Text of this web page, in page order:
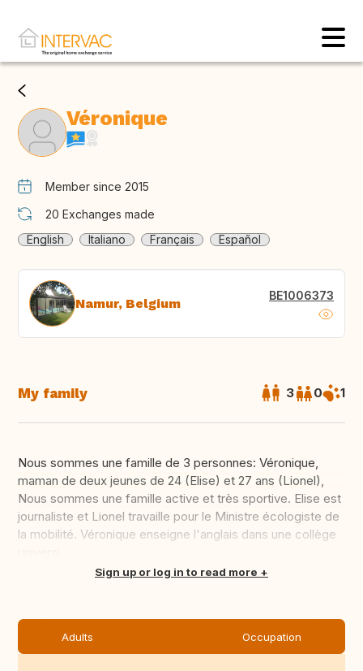
Véronique
Member since 2015
20 Exchanges made
English
Italiano Français Español
Namur, Belgium BE1006373
My family 3 0 1
Nous sommes une famille de 3 personnes: Véronique,
maman de deux jeunes de 24 (Elise) et 27 ans (Lionel),
Nous sommes une famille active et très sportive. Elise est
journaliste et Lionel travaille pour le Ministre écologiste de
la mobilité. Véronique enseigne l'anglais dans une collège
Translate thisSign up or log in to read more
Adults Occupation